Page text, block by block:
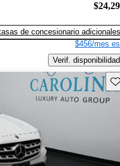
de concesionario adicionales
$456/mes
Verif. disponibilidad